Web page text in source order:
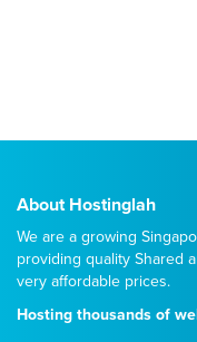
About Hostinglah
We are a growing
providing quality Shared
very affordable prices.
Hosting thousands of